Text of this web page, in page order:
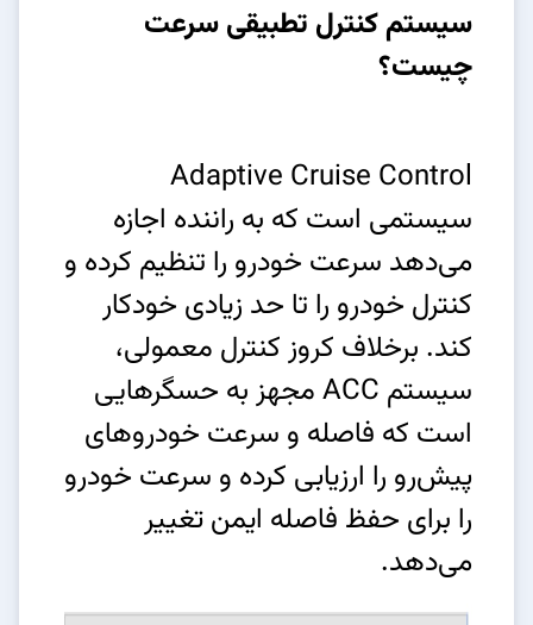
سیستم کنترل تطبیقی سرعت
چیست؟
Adaptive Cruise Control
سیستمی است که به راننده اجازه
می‌دهد سرعت خودرو را تنظیم کرده و
کنترل خودرو را تا حد زیادی خودکار
کند. برخلاف کروز کنترل معمولی،
سیستم ACC مجهز به حسگرهایی
است که فاصله و سرعت خودروهای
پیش‌رو را ارزیابی کرده و سرعت خودرو
را برای حفظ فاصله ایمن تغییر
می‌دهد.